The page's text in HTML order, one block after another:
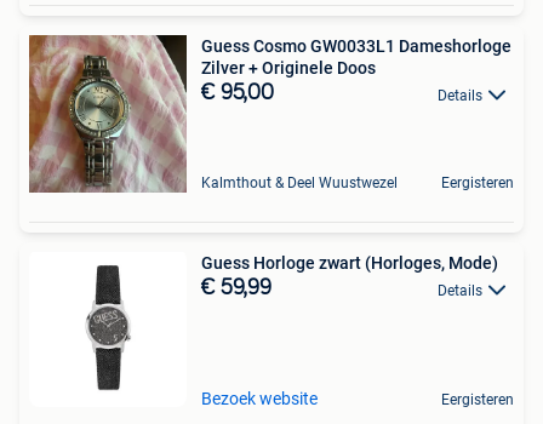
Guess Cosmo GW0033L1 Dameshorloge
Zilver + Originele Doos
€ 95,00 Details
Kalmthout & Deel Wuustwezel Eergisteren
Guess Horloge zwart (Horloges, Mode)
€ 59,99 Details
Bezoek website Eergisteren